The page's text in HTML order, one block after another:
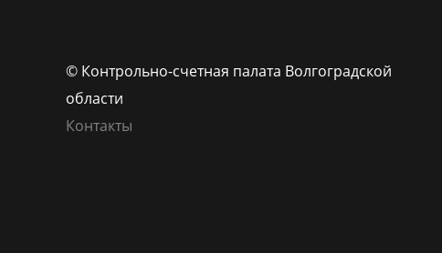
© Контрольно-счетная палата Волгоградской
области
Контакты